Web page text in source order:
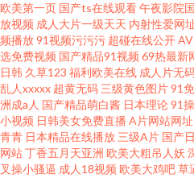
欧美第一页 国产ts在线观看午夜影院
放视频 成人大片一级天天 内射性爱网
频播放91视频污污污 超碰在线公开
选免费视频 国产精品91视频 69热最新
日韩 久草123 福利欧美在线 成人片无
乱人xxxxx 超黄无码 三级黄色图片91
洲成a人 国产精品萌白酱 日本理论91
小视频 日韩美女免费直播 A片网站网址
青青 日本精品在线播放 三级A片 国产
网站丁香五月天亚洲 欧美大粗吊人妖
叉操小骚逼 成人18视频 欧美大鸡吧草